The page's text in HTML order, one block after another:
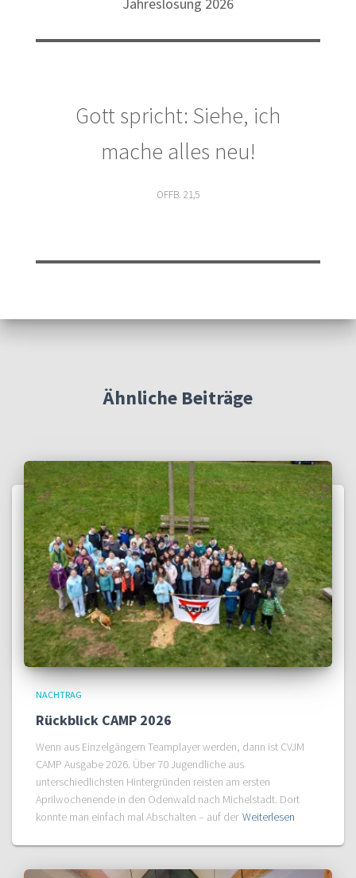
Gott spricht: Siehe, ich
mache alles neu!
OFFB. 21,5
Ähnliche Beiträge
NACHTRAG
Rückblick CAMP 2026
Wenn aus Einzelgängern Teamplayer werden, dann ist CVJM
CAMP Ausgabe 2026. Über 70 Jugendliche aus
unterschiedlichsten Hintergründen reisten am ersten
Aprilwochenende in den Odenwald nach Michelstadt. Dort
konnte man einfach mal Abschalten – auf der Weiterlesen